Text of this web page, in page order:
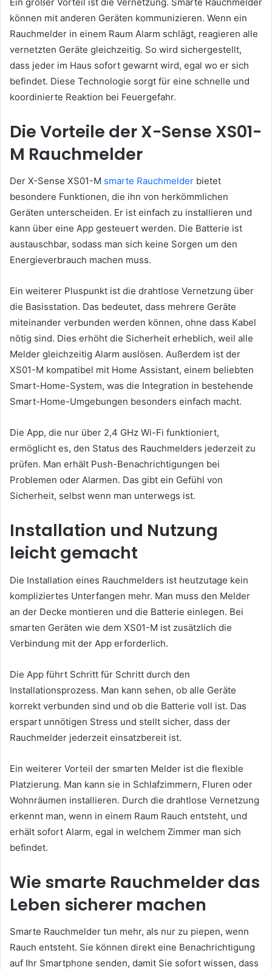
können mit anderen Geräten kommunizieren. Wenn ein
Rauchmelder in einem Raum Alarm schlägt, reagieren alle
vernetzten Geräte gleichzeitig. So wird sichergestellt,
dass jeder im Haus sofort gewarnt wird, egal wo er sich
befindet. Diese Technologie sorgt für eine schnelle und
koordinierte Reaktion bei Feuergefahr.
Die Vorteile der X-Sense XS01-
M Rauchmelder
Der X-Sense XS01-M smarte Rauchmelder bietet
besondere Funktionen, die ihn von herkömmlichen
Geräten unterscheiden. Er ist einfach zu installieren und
kann über eine App gesteuert werden. Die Batterie ist
austauschbar, sodass man sich keine Sorgen um den
Energieverbrauch machen muss.
Ein weiterer Pluspunkt ist die drahtlose Vernetzung über
die Basisstation. Das bedeutet, dass mehrere Geräte
miteinander verbunden werden können, ohne dass Kabel
nötig sind. Dies erhöht die Sicherheit erheblich, weil alle
Melder gleichzeitig Alarm auslösen. Außerdem ist der
XS01-M kompatibel mit Home Assistant, einem beliebten
Smart-Home-System, was die Integration in bestehende
Smart-Home-Umgebungen besonders einfach macht.
Die App, die nur über 2,4 GHz Wi-Fi funktioniert,
ermöglicht es, den Status des Rauchmelders jederzeit zu
prüfen. Man erhält Push-Benachrichtigungen bei
Problemen oder Alarmen. Das gibt ein Gefühl von
Sicherheit, selbst wenn man unterwegs ist.
Installation und Nutzung
leicht gemacht
Die Installation eines Rauchmelders ist heutzutage kein
kompliziertes Unterfangen mehr. Man muss den Melder
an der Decke montieren und die Batterie einlegen. Bei
smarten Geräten wie dem XS01-M ist zusätzlich die
Verbindung mit der App erforderlich.
Die App führt Schritt für Schritt durch den
Installationsprozess. Man kann sehen, ob alle Geräte
korrekt verbunden sind und ob die Batterie voll ist. Das
erspart unnötigen Stress und stellt sicher, dass der
Rauchmelder jederzeit einsatzbereit ist.
Ein weiterer Vorteil der smarten Melder ist die flexible
Platzierung. Man kann sie in Schlafzimmern, Fluren oder
Wohnräumen installieren. Durch die drahtlose Vernetzung
erkennt man, wenn in einem Raum Rauch entsteht, und
erhält sofort Alarm, egal in welchem Zimmer man sich
befindet.
Wie smarte Rauchmelder das
Leben sicherer machen
Smarte Rauchmelder tun mehr, als nur zu piepen, wenn
Rauch entsteht. Sie können direkt eine Benachrichtigung
auf Ihr Smartphone senden, damit Sie sofort wissen, dass